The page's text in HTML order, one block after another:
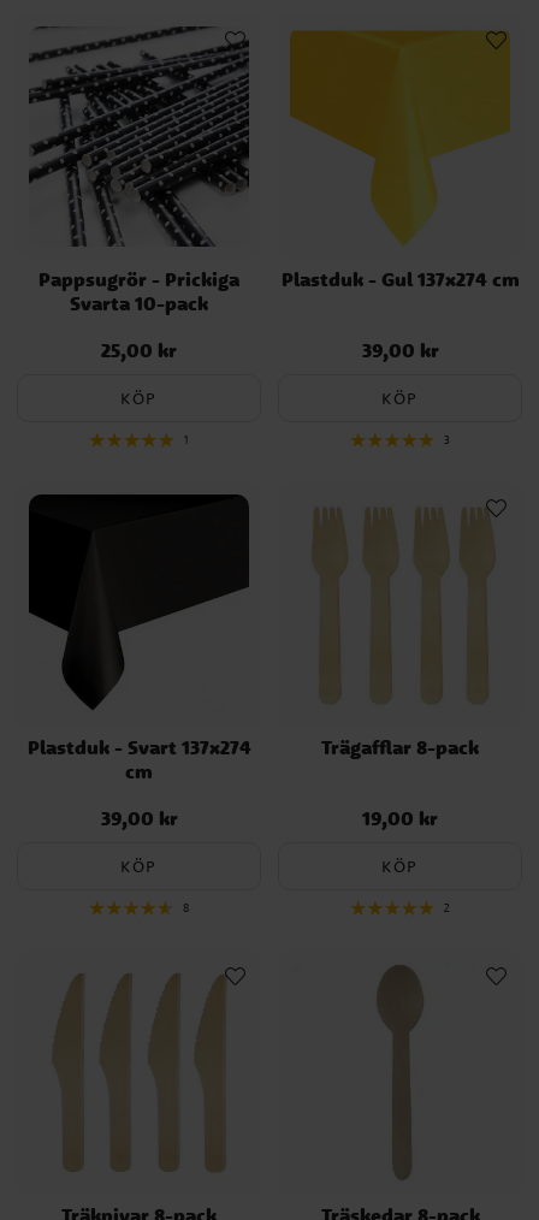
Pappsugrör - Prickiga
Svarta 10-pack
Pris:25,00 kr
25,00 kr
KÖP
1
Plastduk - Gul 137x274 cm
Pris:39,00 kr
39,00 kr
KÖP
3
Plastduk - Svart 137x274
cm
Pris:39,00 kr
39,00 kr
KÖP
8
Trägafflar 8-pack
Pris:19,00 kr
19,00 kr
KÖP
2